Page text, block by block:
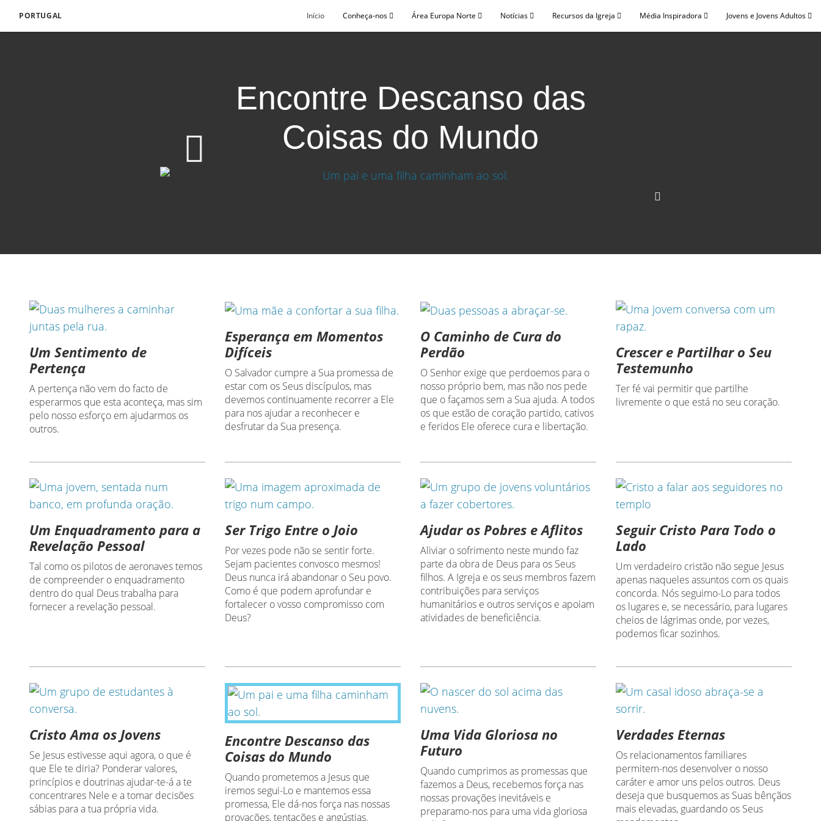
PORTUGAL Início Conheça-nos Área Europa Norte Notícias Recursos da Igreja Média Inspiradora Jovens e Jovens Adultos
Encontre Descanso das
Coisas do Mundo
Um Sentimento de
Pertença
A pertença não vem do facto de
esperarmos que esta aconteça, mas sim
pelo nosso esforço em ajudarmos os
outros.
Esperança em Momentos
Difíceis
O Salvador cumpre a Sua promessa de
estar com os Seus discípulos, mas
devemos continuamente recorrer a Ele
para nos ajudar a reconhecer e
desfrutar da Sua presença.
O Caminho de Cura do
Perdão
O Senhor exige que perdoemos para o
nosso próprio bem, mas não nos pede
que o façamos sem a Sua ajuda. A todos
os que estão de coração partido, cativos
e feridos Ele oferece cura e libertação.
Crescer e Partilhar o Seu
Testemunho
Ter fé vai permitir que partilhe
livremente o que está no seu coração.
Um Enquadramento para a
Revelação Pessoal
Tal como os pilotos de aeronaves temos
de compreender o enquadramento
dentro do qual Deus trabalha para
fornecer a revelação pessoal.
Ser Trigo Entre o Joio
Por vezes pode não se sentir forte.
Sejam pacientes convosco mesmos!
Deus nunca irá abandonar o Seu povo.
Como é que podem aprofundar e
fortalecer o vosso compromisso com
Deus?
Ajudar os Pobres e Aflitos
Aliviar o sofrimento neste mundo faz
parte da obra de Deus para os Seus
filhos. A Igreja e os seus membros fazem
contribuições para serviços
humanitários e outros serviços e apoiam
atividades de beneficiência.
Seguir Cristo Para Todo o
Lado
Um verdadeiro cristão não segue Jesus
apenas naqueles assuntos com os quais
concorda. Nós seguimo-Lo para todos
os lugares e, se necessário, para lugares
cheios de lágrimas onde, por vezes,
podemos ficar sozinhos.
Cristo Ama os Jovens
Se Jesus estivesse aqui agora, o que é
que Ele te diria? Ponderar valores,
princípios e doutrinas ajudar-te-á a te
concentrares Nele e a tomar decisões
sábias para a tua própria vida.
Encontre Descanso das
Coisas do Mundo
Quando prometemos a Jesus que
iremos segui-Lo e mantemos essa
promessa, Ele dá-nos força nas nossas
provações, tentações e angústias.
Uma Vida Gloriosa no
Futuro
Quando cumprimos as promessas que
fazemos a Deus, recebemos força nas
nossas provações inevitáveis e
preparamo-nos para uma vida gloriosa
Verdades Eternas
Os relacionamentos familiares
permitem-nos desenvolver o nosso
caráter e amor uns pelos outros. Deus
deseja que busquemos as Suas bênçãos
mais elevadas, guardando os Seus